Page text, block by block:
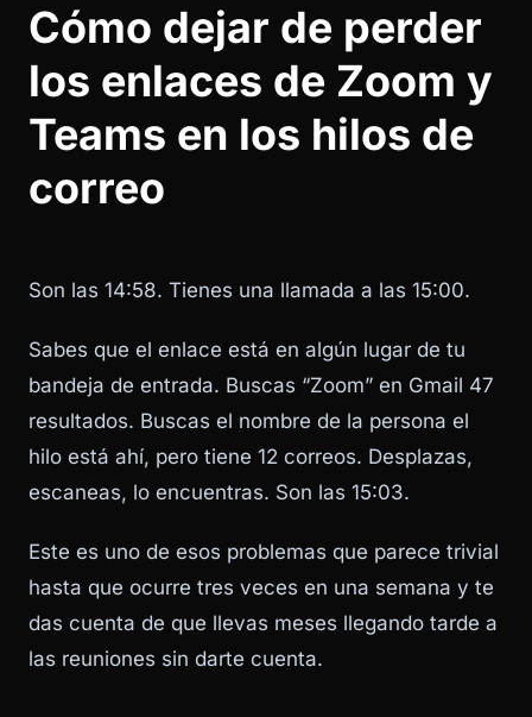
Cómo dejar de perder
los enlaces de Zoom y
Teams en los hilos de
correo
Son las 14:58. Tienes una llamada a las 15:00.
Sabes que el enlace está en algún lugar de tu
bandeja de entrada. Buscas “Zoom” en Gmail 47
resultados. Buscas el nombre de la persona el
hilo está ahí, pero tiene 12 correos. Desplazas,
escaneas, lo encuentras. Son las 15:03.
Este es uno de esos problemas que parece trivial
hasta que ocurre tres veces en una semana y te
das cuenta de que llevas meses llegando tarde a
las reuniones sin darte cuenta.